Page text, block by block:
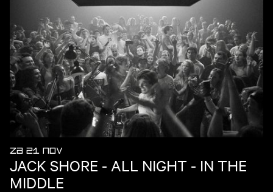
ZA 21 NOV
JACK SHORE - ALL NIGHT - IN THE
MIDDLE